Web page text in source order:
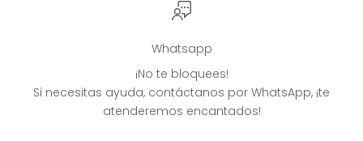
Whatsapp
¡No te bloquees!
Si necesitas ayuda, contáctanos por WhatsApp, ¡te
atenderemos encantados!